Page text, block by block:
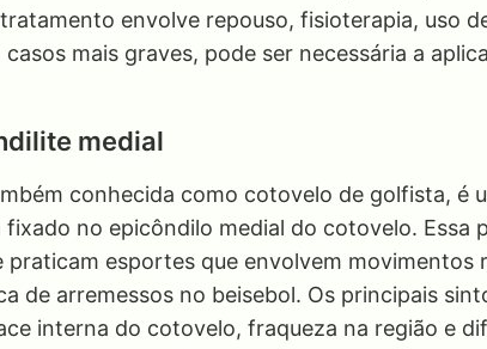
envolve repouso, fisioterapia, uso
mais graves, pode ser necessária a
medial
conhecida como cotovelo de golfista, é
no epicôndilo medial do cotovelo. Essa
praticam esportes que envolvem movimentos
de arremessos no beisebol. Os principais
interna do cotovelo, fraqueza na região e